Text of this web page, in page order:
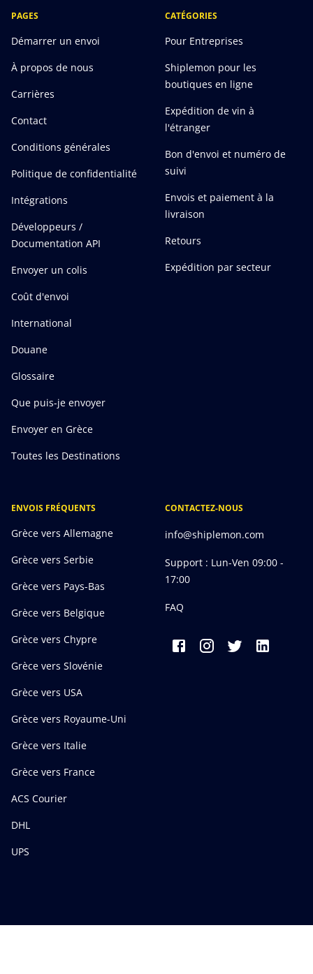
PAGES
Démarrer un envoi
À propos de nous
Carrières
Contact
Conditions générales
Politique de confidentialité
Intégrations
Développeurs /
Documentation API
Envoyer un colis
Coût d'envoi
International
Douane
Glossaire
Que puis-je envoyer
Envoyer en Grèce
Toutes les Destinations
CATÉGORIES
Pour Entreprises
Shiplemon pour les
boutiques en ligne
Expédition de vin à
l'étranger
Bon d'envoi et numéro de
suivi
Envois et paiement à la
livraison
Retours
Expédition par secteur
ENVOIS FRÉQUENTS
Grèce vers Allemagne
Grèce vers Serbie
Grèce vers Pays-Bas
Grèce vers Belgique
Grèce vers Chypre
Grèce vers Slovénie
Grèce vers USA
Grèce vers Royaume-Uni
Grèce vers Italie
Grèce vers France
ACS Courier
DHL
UPS
CONTACTEZ-NOUS
info@shiplemon.com
Support : Lun-Ven 09:00 -
17:00
FAQ